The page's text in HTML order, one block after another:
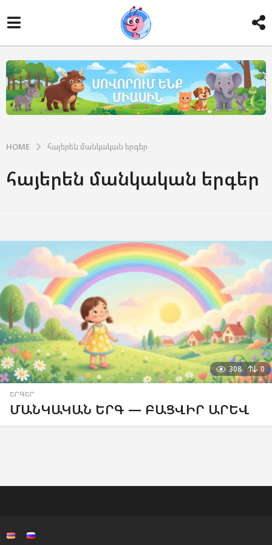
HOME հայերեն մանկական երգեր
հայերեն մանկական երգեր
308 0
ԵՐԳԵՐ
ՄԱՆԿԱԿԱՆ ԵՐԳ — ԲԱՑՎԻՐ ԱՐԵՎ